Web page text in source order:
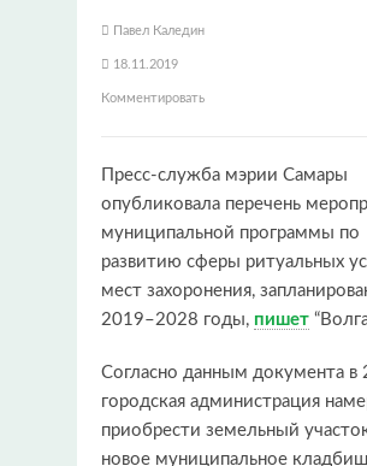
Павел Каледин
18.11.2019
Комментировать
Пресс-служба мэрии Самары
опубликовала перечень
муниципальной программы по
развитию сферы ритуальных
мест захоронения,
2019–2028 годы, пишет
Согласно данным документа в
городская администрация
приобрести земельный
новое муниципальное